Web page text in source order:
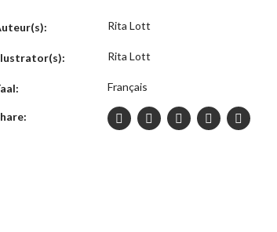
Rita Lott
Rita Lott
Français